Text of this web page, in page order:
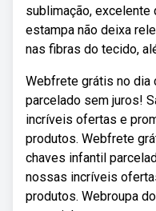
sublimação, excelente
estampa não deixa
nas fibras do tecido,
Webfrete grátis no dia
parcelado sem juros!
incríveis ofertas e
produtos. Webfrete
chaves infantil
nossas incríveis
produtos. Webroupa